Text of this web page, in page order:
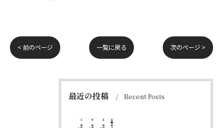
< 前のページ 一覧に戻る 次のページ >
最近の投稿 Recent Posts